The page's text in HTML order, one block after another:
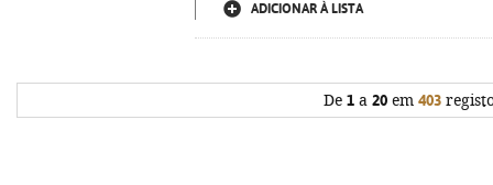
ADICIONAR À LISTA
De 1 a 20 em 403